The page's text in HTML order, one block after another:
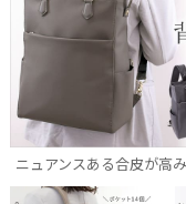
ニュアンスある合皮が高